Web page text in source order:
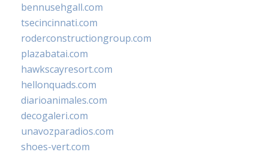
bennusehgall.com
tsecincinnati.com
roderconstructiongroup.com
plazabatai.com
hawkscayresort.com
hellonquads.com
diarioanimales.com
decogaleri.com
unavozparadios.com
shoes-vert.com